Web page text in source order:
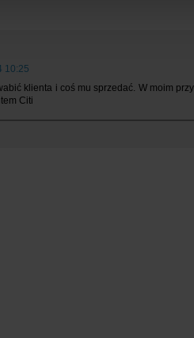
10:25
klienta i coś mu sprzedać. W moim
Citi